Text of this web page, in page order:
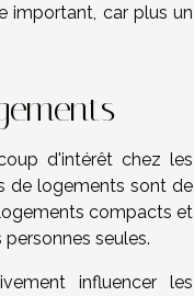
important, car plus un
d'intérêt chez les
de logements sont de
compacts et
seules.
influencer les